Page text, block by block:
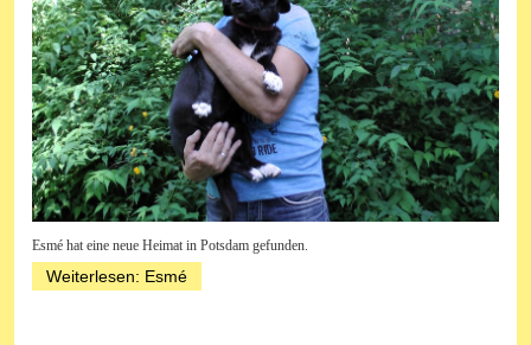
Esmé hat eine neue Heimat in Potsdam gefunden.
Weiterlesen: Esmé